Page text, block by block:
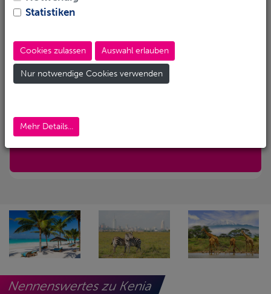
Abreise-Flughafen
Abreise-Flughafen (Alternativ)
Nur mit Transfer
Nennenswertes zu Kenia
Statistiken
Cookies zulassen Auswahl erlauben
Nur notwendige Cookies verwenden
Mehr Details...